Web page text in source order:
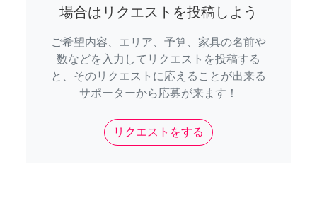
場合はリクエストを投稿しよう
ご希望内容、エリア、予算、家具の名前や
数などを入力してリクエストを投稿する
と、そのリクエストに応えることが出来る
サポーターから応募が来ます！
リクエストをする